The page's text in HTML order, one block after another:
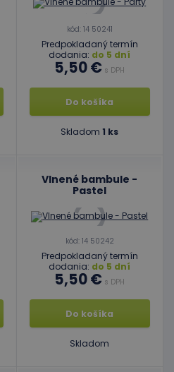
kód: 14 50241
Predpokladaný termín
dodania: do 5 dní
5,50 € s DPH
Do košíka
Skladom 1 ks
Vlnené bambule -
Pastel
kód: 14 50242
Predpokladaný termín
dodania: do 5 dní
5,50 € s DPH
Do košíka
Skladom